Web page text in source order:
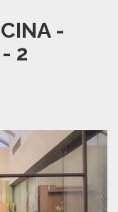
-
2